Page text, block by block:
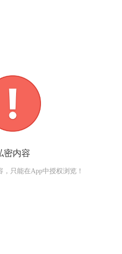
密内容
只能在App中授权浏览！